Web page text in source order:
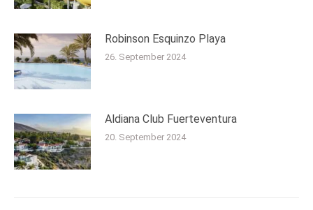
Robinson Esquinzo Playa
26. September 2024
Aldiana Club Fuerteventura
20. September 2024